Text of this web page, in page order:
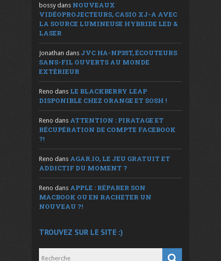
bossy dans NOUVEAUX
VIDÉOPROJECTEURS, CASIO XJ-A AVEC
LA SOURCE LUMINEUSE HYBRIDE LED &
LASER
Jonathan dans JVC HA-NP35T, ÉCOUTEURS
SANS-FIL OUVERTS AU MONDE
EXTÉRIEUR
Reno dans LE BLACKBERRY LEAP
DISPONIBLE CHEZ ORANGE ET SOSH !
Reno dans ATTENTION : PIRATAGE ET
RÉCUPÉRATION DE COMPTE FACEBOOK
?!
Reno dans AGAR.IO, LE JEU GRATUIT ET
ADDICTIF DU MOMENT ?
Reno dans APPLE : RÉPARER SON
MACBOOK OU EN RACHETER UN
NOUVEAU ?!
TROUVEZ SUR LE SITE :)